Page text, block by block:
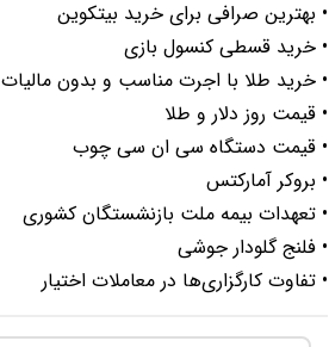
• بهترین صرافی برای خرید بیتکوین
• خرید قسطی کنسول بازی
• خرید طلا با اجرت مناسب و بدون مالیات
• قیمت روز دلار و طلا
• قیمت دستگاه سی ان سی چوب
• بروکر آمارکتس
• تعهدات بیمه ملت بازنشستگان کشوری
• فلنج گلودار جوشی
• تفاوت کارگزاری‌ها در معاملات اختیار